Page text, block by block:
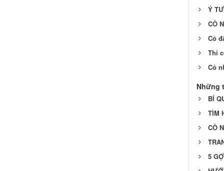
Ý
CỎ
Cỏ
Thi
Cỏ
Những
BÍ
TÌM
CỎ
5